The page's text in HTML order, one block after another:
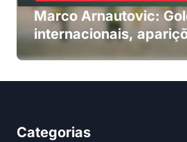
Marco Arnautovic:
internacionais,
no Euro, impacto na
Categorias